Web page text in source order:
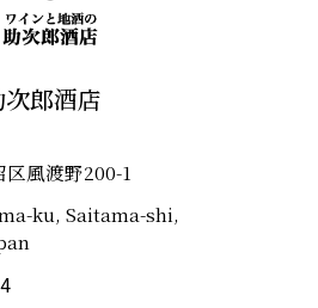
郎酒店
風渡野200-1
ku, Saitama-shi,